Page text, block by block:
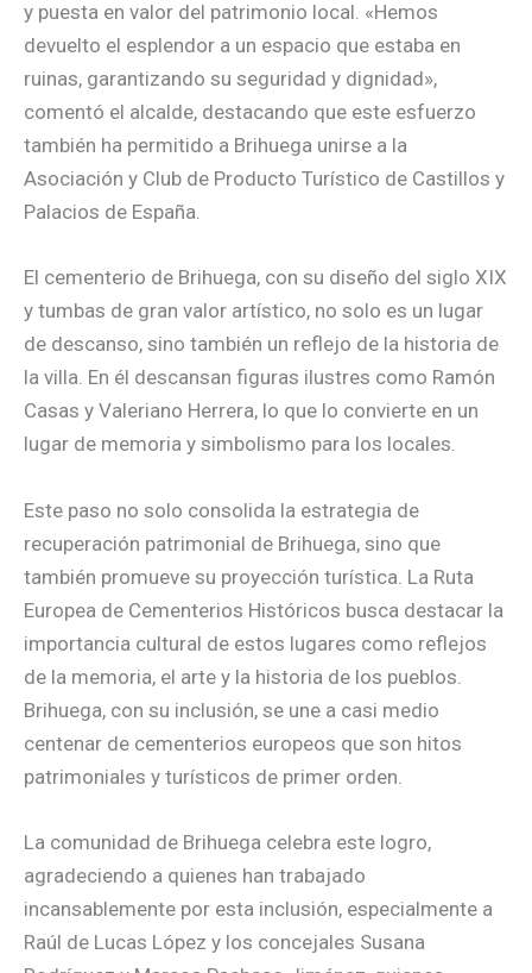
y puesta en valor del patrimonio local. «Hemos
devuelto el esplendor a un espacio que estaba en
ruinas, garantizando su seguridad y dignidad»,
comentó el alcalde, destacando que este esfuerzo
también ha permitido a Brihuega unirse a la
Asociación y Club de Producto Turístico de Castillos y
Palacios de España.
El cementerio de Brihuega, con su diseño del siglo XIX
y tumbas de gran valor artístico, no solo es un lugar
de descanso, sino también un reflejo de la historia de
la villa. En él descansan figuras ilustres como Ramón
Casas y Valeriano Herrera, lo que lo convierte en un
lugar de memoria y simbolismo para los locales.
Este paso no solo consolida la estrategia de
recuperación patrimonial de Brihuega, sino que
también promueve su proyección turística. La Ruta
Europea de Cementerios Históricos busca destacar la
importancia cultural de estos lugares como reflejos
de la memoria, el arte y la historia de los pueblos.
Brihuega, con su inclusión, se une a casi medio
centenar de cementerios europeos que son hitos
patrimoniales y turísticos de primer orden.
La comunidad de Brihuega celebra este logro,
agradeciendo a quienes han trabajado
incansablemente por esta inclusión, especialmente a
Raúl de Lucas López y los concejales Susana